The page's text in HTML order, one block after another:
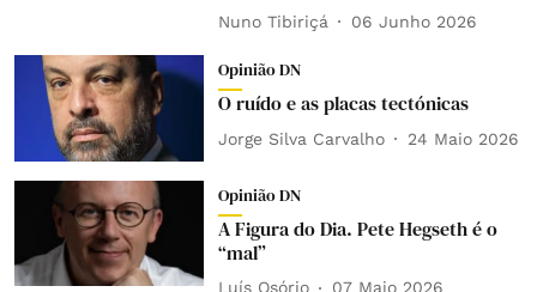
Nuno Tibiriçá 06 Junho 2026
Opinião DN
O ruído e as placas tectónicas
Jorge Silva Carvalho 24 Maio 2026
Opinião DN
A Figura do Dia. Pete Hegseth é o
“mal”
Luís Osório 07 Maio 2026